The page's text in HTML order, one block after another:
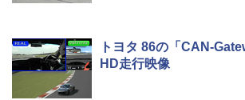
トヨタ 86の「CAN-
HD走行映像